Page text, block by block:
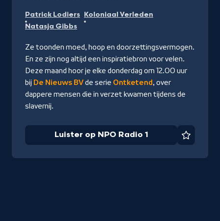
op
Radio
Patrick Lodiers Koloniaal Verleden
Natasja Gibbs
Ze toonden moed, hoop en doorzettingsvermogen.
En ze zijn nog altijd een inspiratiebron voor velen.
Deze maand hoor je elke donderdag om 12.00 uur
bij De Nieuws BVde serie Ontketend, over
dappere mensen die in verzet kwamen tijdens de
slavernij.
Luister op NPO Radio 1